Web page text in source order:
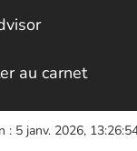
au carnet
: 5 janv. 2026,